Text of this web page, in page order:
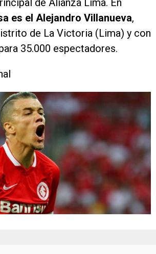
es el Alejandro Villanueva,
de La Victoria (Lima) y con
35.000 espectadores.